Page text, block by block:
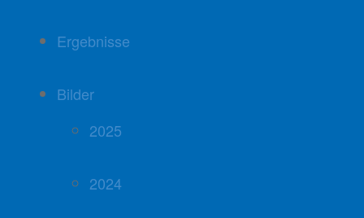
Ergebnisse
Bilder
2025
2024